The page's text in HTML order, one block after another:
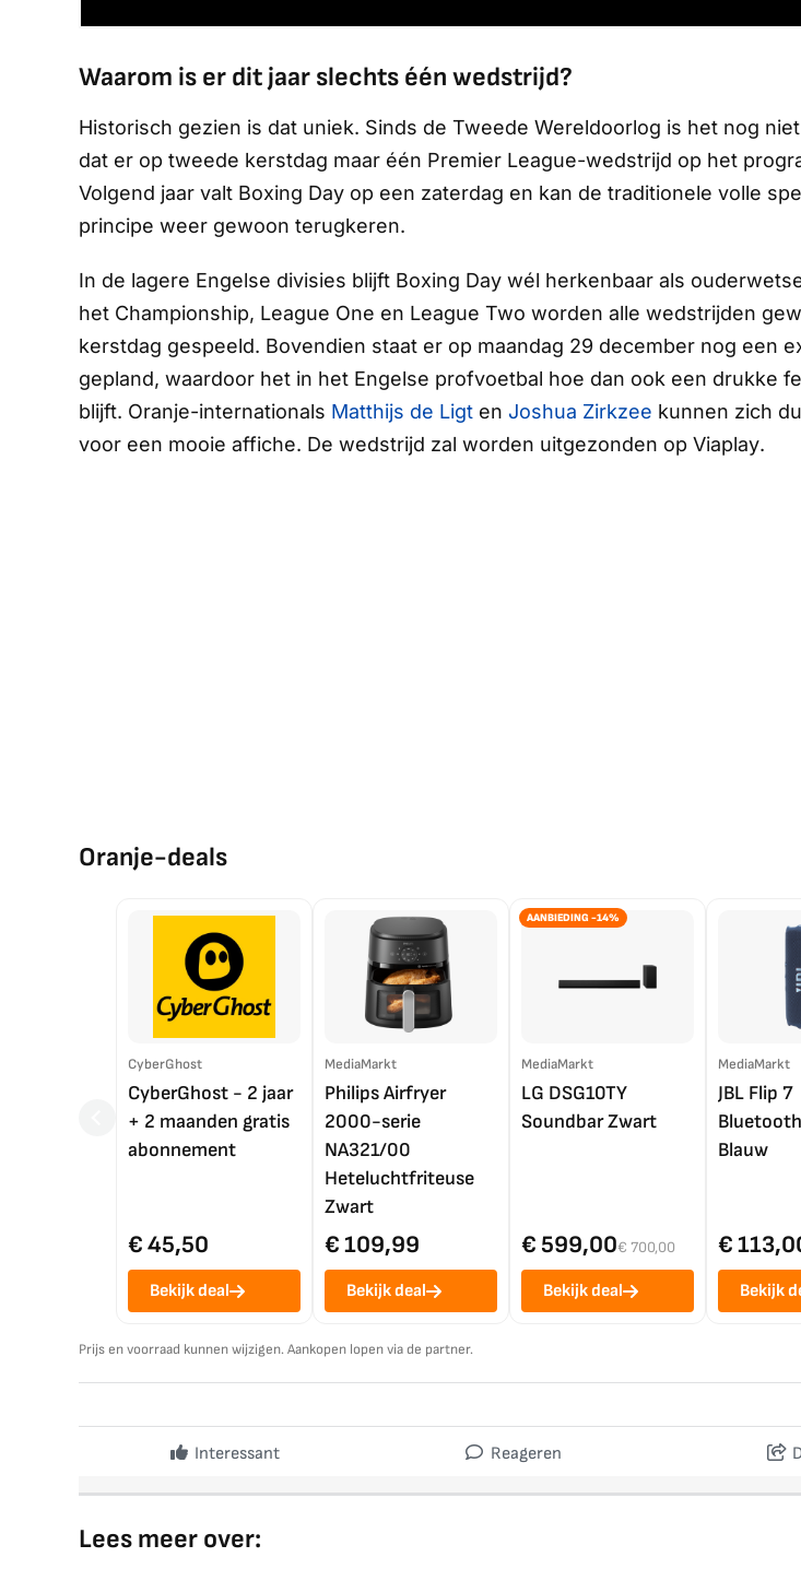
Waarom is er dit jaar slechts één wedstrijd?
Historisch gezien is dat uniek. Sinds de Tweede Wereldoorlog is het nog
dat er op tweede kerstdag maar één Premier League-wedstrijd op het
Volgend jaar valt Boxing Day op een zaterdag en kan de traditionele volle
principe weer gewoon terugkeren.
In de lagere Engelse divisies blijft Boxing Day wél herkenbaar als
het Championship, League One en League Two worden alle wedstrijden
kerstdag gespeeld. Bovendien staat er op maandag 29 december nog een
gepland, waardoor het in het Engelse profvoetbal hoe dan ook een drukke
blijft. Oranje-internationals Matthijs de Ligt en Joshua Zirkzee kunnen zich
voor een mooie affiche. De wedstrijd zal worden uitgezonden op Viaplay.
Oranje-deals
CyberGhost
CyberGhost - 2 jaar
+ 2 maanden gratis
abonnement
€ 45,50
Bekijk deal
MediaMarkt
Philips Airfryer
2000-serie
NA321/00
Heteluchtfriteuse
Zwart
€ 109,99
Bekijk deal
AANBIEDING -14%
MediaMarkt
LG DSG10TY
Soundbar Zwart
€ 599,00€ 700,00
Bekijk deal
MediaMarkt
JBL Flip 7
Blauw
€
Bekijk
Prijs en voorraad kunnen wijzigen. Aankopen lopen via de partner.
Interessant Reageren
Lees meer over: